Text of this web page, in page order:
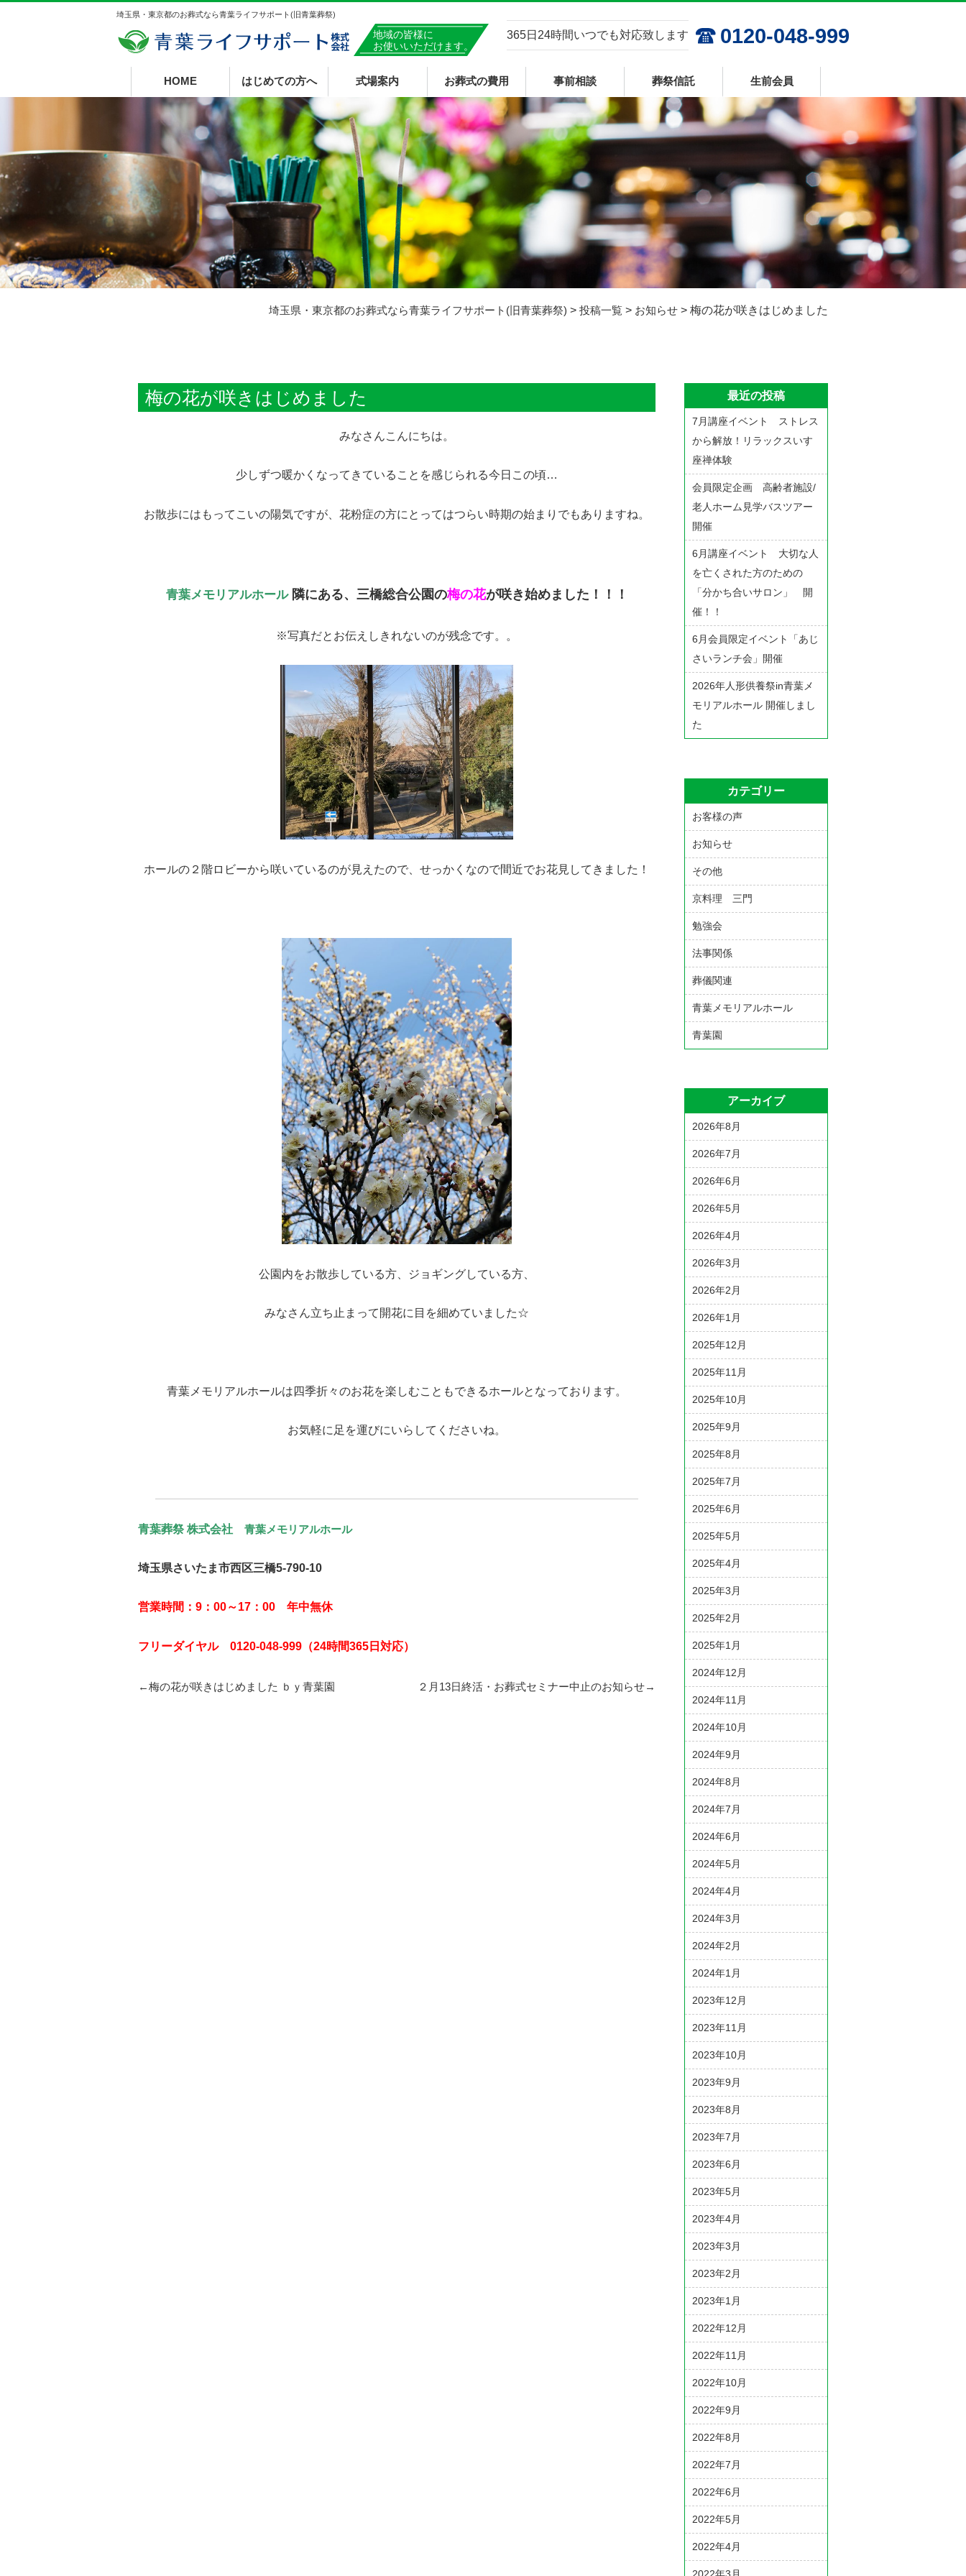
埼玉県・東京都のお葬式なら青葉ライフサポート(旧青葉葬祭)
地域の皆様に
お使いいただけます。
365日24時間いつでも対応致します 0120-048-999
HOME はじめての方へ 式場案内
青葉メモリアルホール
お葬式の費用
直葬
家族葬・一般葬
事前相談 葬祭信託 生前会員
埼玉県・東京都のお葬式なら青葉ライフサポート(旧青葉葬祭) > 投稿一覧 > お知らせ > 梅の花が咲きはじめました
梅の花が咲きはじめました
みなさんこんにちは。
少しずつ暖かくなってきていることを感じられる今日この頃…
お散歩にはもってこいの陽気ですが、花粉症の方にとってはつらい時期の始まりでもありますね。
青葉メモリアルホール隣にある、三橋総合公園の梅の花が咲き始めました！！！
※写真だとお伝えしきれないのが残念です。。
ホールの２階ロビーから咲いているのが見えたので、せっかくなので間近でお花見してきました！
公園内をお散歩している方、ジョギングしている方、
みなさん立ち止まって開花に目を細めていました☆
青葉メモリアルホールは四季折々のお花を楽しむこともできるホールとなっております。
お気軽に足を運びにいらしてくださいね。
青葉葬祭 株式会社 青葉メモリアルホール
埼玉県さいたま市西区三橋5-790-10
営業時間：9：00～17：00 年中無休
フリーダイヤル 0120-048-999（24時間365日対応）
投
２月13日終活・お葬式セミナー中止のお知らせ→
←梅の花が咲きはじめました ｂｙ青葉園
最近の投稿
7月講座イベント ストレス
から解放！リラックスいす
座禅体験
会員限定企画 高齢者施設/
老人ホーム見学バスツアー
開催
6月講座イベント 大切な人
を亡くされた方のための
「分かち合いサロン」 開
催！！
6月会員限定イベント「あじ
さいランチ会」開催
2026年人形供養祭in青葉メ
モリアルホール 開催しまし
た
カテゴリー
お客様の声
お知らせ
その他
京料理 三門
勉強会
法事関係
葬儀関連
青葉メモリアルホール
青葉園
アーカイブ
2026年8月
2026年7月
2026年6月
2026年5月
2026年4月
2026年3月
2026年2月
2026年1月
2025年12月
2025年11月
2025年10月
2025年9月
2025年8月
2025年7月
2025年6月
2025年5月
2025年4月
2025年3月
2025年2月
2025年1月
2024年12月
2024年11月
2024年10月
2024年9月
2024年8月
2024年7月
2024年6月
2024年5月
2024年4月
2024年3月
2024年2月
2024年1月
2023年12月
2023年11月
2023年10月
2023年9月
2023年8月
2023年7月
2023年6月
2023年5月
2023年4月
2023年3月
2023年2月
2023年1月
2022年12月
2022年11月
2022年10月
2022年9月
2022年8月
2022年7月
2022年6月
2022年5月
2022年4月